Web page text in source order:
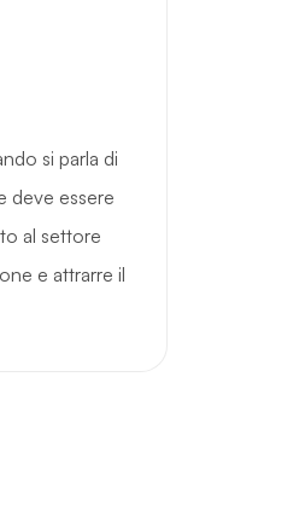
si parla di
deve essere
al settore
e attrarre il